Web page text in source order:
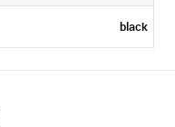
black